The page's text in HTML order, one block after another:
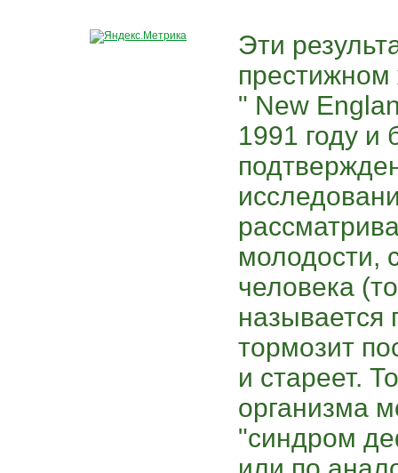
Эти
" New
1991 году и
молодости,
человека
называется
тормозит
и стареет.
организма
"синдром